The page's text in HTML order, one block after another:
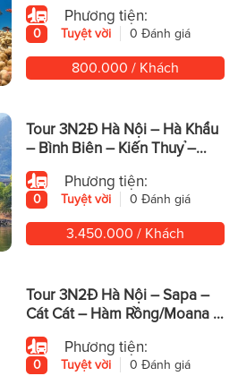
Phương tiện:
0 Tuyệt vời 0 Đánh giá
800.000 / Khách
Tour 3N2Đ Hà Nội – Hà Khẩu
– Bình Biên – Kiến Thuỷ –
Động Yến Tử – Mông Tự
Phương tiện:
0 Tuyệt vời 0 Đánh giá
3.450.000 / Khách
Tour 3N2Đ Hà Nội – Sapa –
Cát Cát – Hàm Rồng/Moana –
Fansipan
Phương tiện:
0 Tuyệt vời 0 Đánh giá